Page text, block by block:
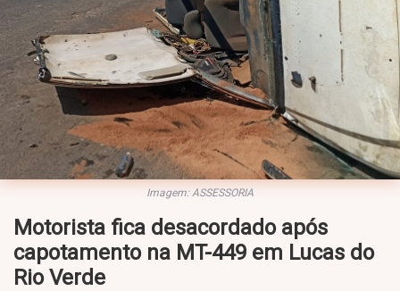
Imagem: ASSESSORIA
Motorista fica desacordado após
capotamento na MT-449 em Lucas do
Rio Verde